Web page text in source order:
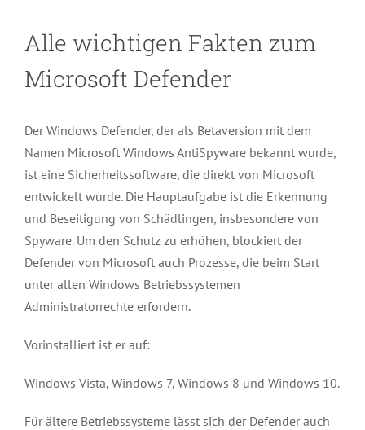
Alle wichtigen Fakten zum
Microsoft Defender
Der Windows Defender, der als Betaversion mit dem
Namen Microsoft Windows AntiSpyware bekannt wurde,
ist eine Sicherheitssoftware, die direkt von Microsoft
entwickelt wurde. Die Hauptaufgabe ist die Erkennung
und Beseitigung von Schädlingen, insbesondere von
Spyware. Um den Schutz zu erhöhen, blockiert der
Defender von Microsoft auch Prozesse, die beim Start
unter allen Windows Betriebssystemen
Administratorrechte erfordern.
Vorinstalliert ist er auf:
Windows Vista, Windows 7, Windows 8 und Windows 10.
Für ältere Betriebssysteme lässt sich der Defender auch